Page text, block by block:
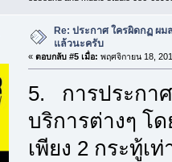
Re: ประกาศ ใครผิดกฏ ผม
แล้วนะครับ
« ตอบกลับ #5 เมื่อ: พฤศจิกายน 18,
5. การประกา
บริการต่างๆ โ
เพียง 2 กระทู้เ